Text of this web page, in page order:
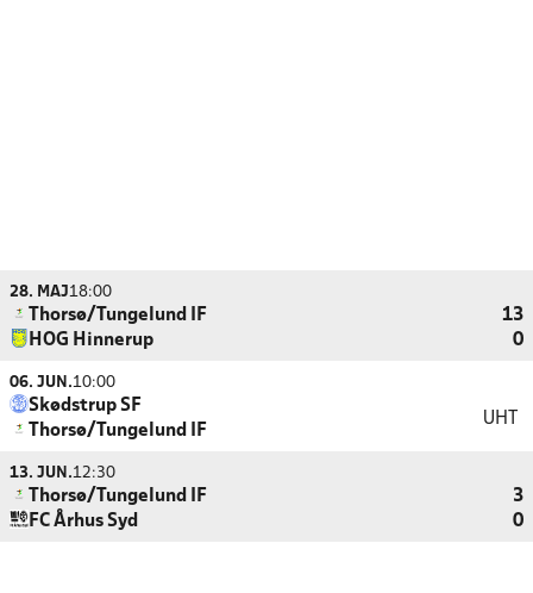
28. MAJ18:00
Thorsø/Tungelund IF
13
HOG Hinnerup
0
06. JUN.10:00
Skødstrup SF
Thorsø/Tungelund IF
UHT
13. JUN.12:30
Thorsø/Tungelund IF
3
FC Århus Syd
0